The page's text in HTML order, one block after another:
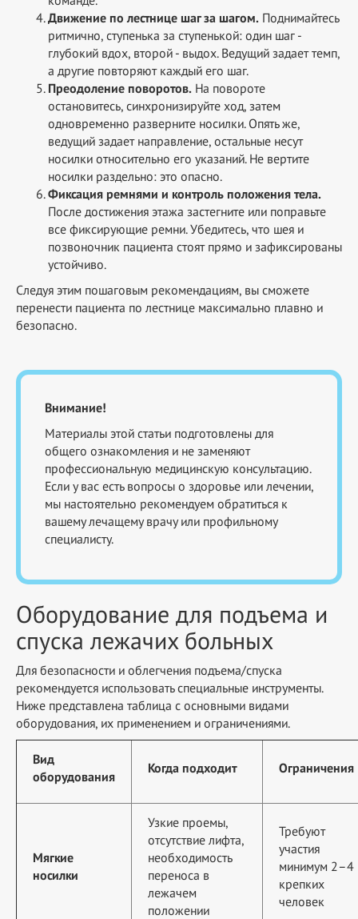
Движение по лестнице шаг за шагом. Поднимайтесь
ритмично, ступенька за ступенькой: один шаг -
глубокий вдох, второй - выдох. Ведущий задает темп,
а другие повторяют каждый его шаг.
Преодоление поворотов. На повороте
остановитесь, синхронизируйте ход, затем
одновременно разверните носилки. Опять же,
ведущий задает направление, остальные несут
носилки относительно его указаний. Не вертите
носилки раздельно: это опасно.
Фиксация ремнями и контроль положения тела.
После достижения этажа застегните или поправьте
все фиксирующие ремни. Убедитесь, что шея и
позвоночник пациента стоят прямо и зафиксированы
устойчиво.
Следуя этим пошаговым рекомендациям, вы сможете
перенести пациента по лестнице максимально плавно и
безопасно.
Внимание!
Материалы этой статьи подготовлены для
общего ознакомления и не заменяют
профессиональную медицинскую консультацию.
Если у вас есть вопросы о здоровье или лечении,
мы настоятельно рекомендуем обратиться к
вашему лечащему врачу или профильному
специалисту.
Оборудование для подъема и
спуска лежачих больных
Для безопасности и облегчения подъема/спуска
рекомендуется использовать специальные инструменты.
Ниже представлена таблица с основными видами
оборудования, их применением и ограничениями.
Вид
оборудования
Когда подходит Ограничения
Мягкие
носилки
Узкие проемы,
отсутствие лифта,
необходимость
переноса в
лежачем
положении
Требуют
участия
минимум 2–4
крепких
человек